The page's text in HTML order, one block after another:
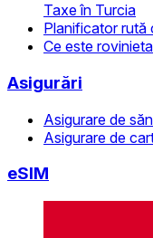
Taxe în Turcia
Planificator rută
Ce este
Asigurări
Asigurare de
Asigurare de
eSIM